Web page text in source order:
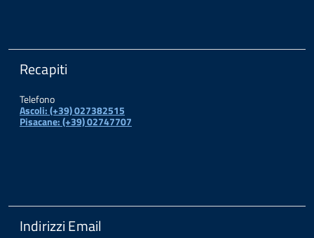
Recapiti
Telefono
Ascoli: (+39) 027382515
Pisacane: (+39) 02747707
Indirizzi Email